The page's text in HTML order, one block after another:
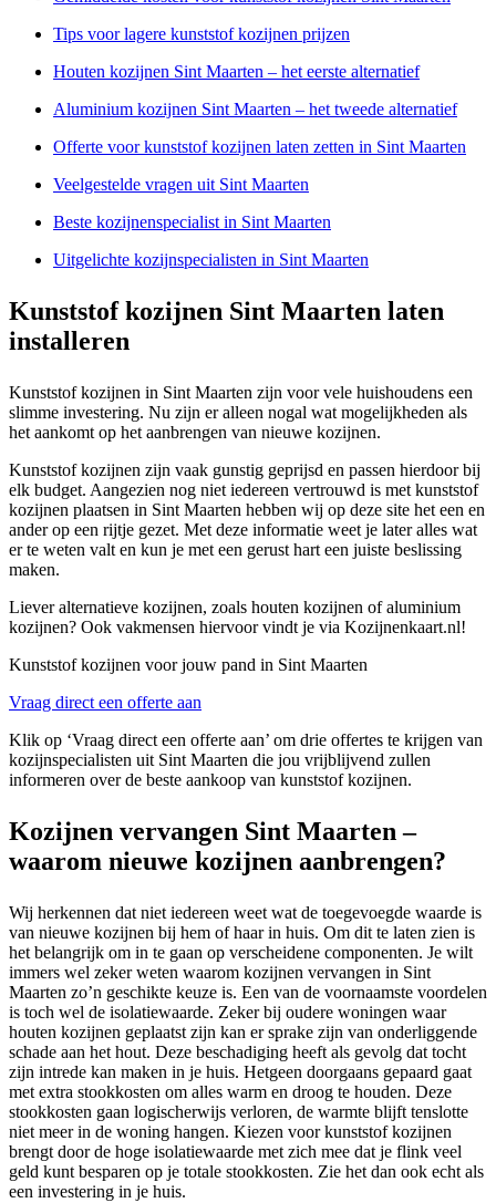
Tips voor lagere kunststof kozijnen prijzen
Houten kozijnen Sint Maarten – het eerste alternatief
Aluminium kozijnen Sint Maarten – het tweede alternatief
Offerte voor kunststof kozijnen laten zetten in Sint Maarten
Veelgestelde vragen uit Sint Maarten
Beste kozijnenspecialist in Sint Maarten
Uitgelichte kozijnspecialisten in Sint Maarten
Kunststof kozijnen Sint Maarten laten
installeren
Kunststof kozijnen in Sint Maarten zijn voor vele huishoudens een
slimme investering. Nu zijn er alleen nogal wat mogelijkheden als
het aankomt op het aanbrengen van nieuwe kozijnen.
Kunststof kozijnen zijn vaak gunstig geprijsd en passen hierdoor bij
elk budget. Aangezien nog niet iedereen vertrouwd is met kunststof
kozijnen plaatsen in Sint Maarten hebben wij op deze site het een en
ander op een rijtje gezet. Met deze informatie weet je later alles wat
er te weten valt en kun je met een gerust hart een juiste beslissing
maken.
Liever alternatieve kozijnen, zoals houten kozijnen of aluminium
kozijnen? Ook vakmensen hiervoor vindt je via Kozijnenkaart.nl!
Kunststof kozijnen voor jouw pand in Sint Maarten
Vraag direct een offerte aan
Klik op ‘Vraag direct een offerte aan’ om drie offertes te krijgen van
kozijnspecialisten uit Sint Maarten die jou vrijblijvend zullen
informeren over de beste aankoop van kunststof kozijnen.
Kozijnen vervangen Sint Maarten –
waarom nieuwe kozijnen aanbrengen?
Wij herkennen dat niet iedereen weet wat de toegevoegde waarde is
van nieuwe kozijnen bij hem of haar in huis. Om dit te laten zien is
het belangrijk om in te gaan op verscheidene componenten. Je wilt
immers wel zeker weten waarom kozijnen vervangen in Sint
Maarten zo’n geschikte keuze is. Een van de voornaamste voordelen
is toch wel de isolatiewaarde. Zeker bij oudere woningen waar
houten kozijnen geplaatst zijn kan er sprake zijn van onderliggende
schade aan het hout. Deze beschadiging heeft als gevolg dat tocht
zijn intrede kan maken in je huis. Hetgeen doorgaans gepaard gaat
met extra stookkosten om alles warm en droog te houden. Deze
stookkosten gaan logischerwijs verloren, de warmte blijft tenslotte
niet meer in de woning hangen. Kiezen voor kunststof kozijnen
brengt door de hoge isolatiewaarde met zich mee dat je flink veel
geld kunt besparen op je totale stookkosten. Zie het dan ook echt als
een investering in je huis.